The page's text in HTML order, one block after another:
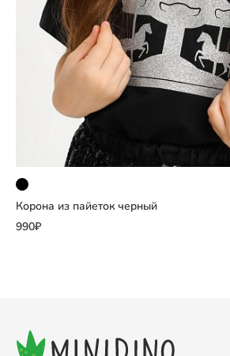
Корона из пайеток черный
990₽